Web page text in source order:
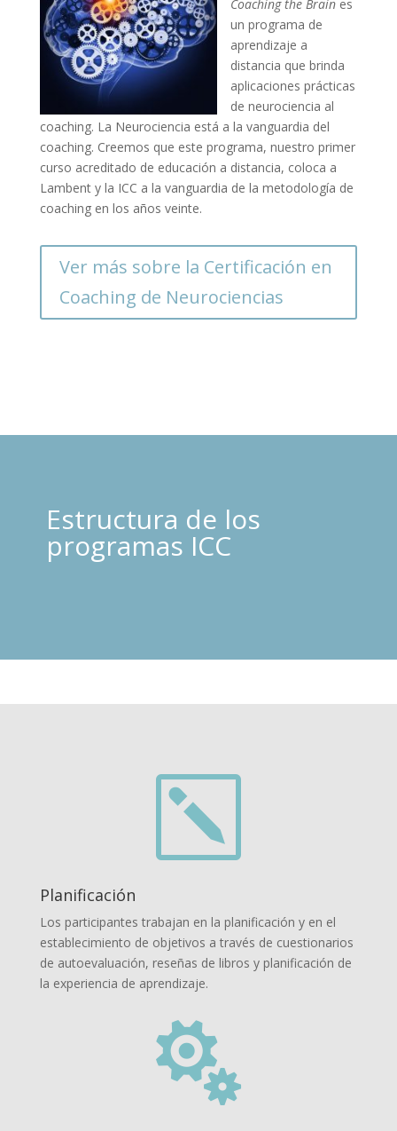
Coaching the Braines
un programa de
aprendizaje a
distancia que brinda
aplicaciones prácticas
de neurociencia al
coaching. La Neurociencia está a la vanguardia del
coaching. Creemos que este programa, nuestro primer
curso acreditado de educación a distancia, coloca a
Lambent y la ICC a la vanguardia de la metodología de
coaching en los años veinte.
Ver más sobre la Certificación en
Coaching de Neurociencias
Estructura de los
programas ICC
k
Planificación
Los participantes trabajan en la planificación y en el
establecimiento de objetivos a través de cuestionarios
de autoevaluación, reseñas de libros y planificación de
la experiencia de aprendizaje.
